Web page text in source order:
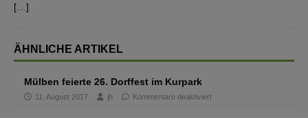
[…]
ÄHNLICHE ARTIKEL
Mülben feierte 26. Dorffest im Kurpark
11. August 2017 jh Kommentare deaktiviert